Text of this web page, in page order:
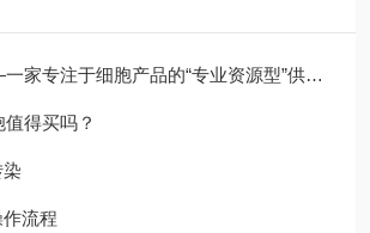
专注于细胞产品的“专业资源型”供应商
得买吗？
流程